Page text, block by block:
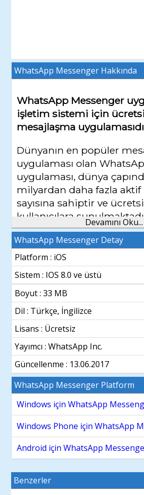
WhatsApp Messenger Hakkında
WhatsApp Messenger
işletim sistemi için
mesajlaşma
Dünyanın en popüler
uygulaması olan
uygulaması, dünya
milyardan daha fazla aktif
sayısına sahiptir ve
kullanıcılara
Messenger uygulaması ile
sevdiklerinizle,
yakınlarınızla kısacası
olarak mesajlaşabilirsiniz
yaparken mesajlarınızın
olduğundan emin
olduğu çift taraflı
mesajlarınızı siz ve
kişilerden başka kimse
Kullandığı telefon
sistem, giriş yaparken
şifre değil direkt olarak
doğrulaması istenmesi,
Messenger uygulamasını
güvenli bir hale
WhatsApp Messenger
IOS platformu üzerinde
bile, WhatsApp
uygulamasını diğer
kullanan (Android,
Devamını Oku...
WhatsApp Messenger Detay
Platform : iOS
Sistem : IOS 8.0 ve üstü
Boyut : 33 MB
Dil : Türkçe, İngilizce
Lisans : Ücretsiz
Yayımcı : WhatsApp Inc.
Güncellenme : 13.06.2017
WhatsApp Messenger Platform
Windows için WhatsApp
Windows Phone için WhatsApp
Android için WhatsApp
Benzerler